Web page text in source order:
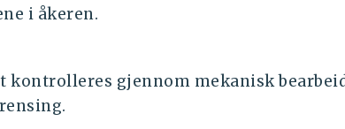
i åkeren.
kontrolleres gjennom mekanisk